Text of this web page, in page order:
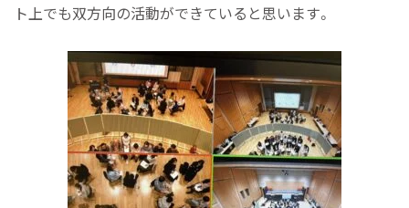
ト上でも双方向の活動ができていると思います。